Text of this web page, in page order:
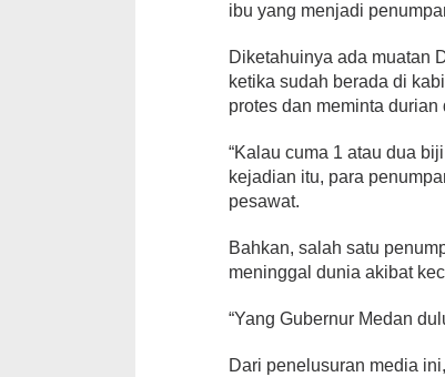
ibu yang menjadi
Diketahuinya ada muatan
ketika sudah berada di
protes dan meminta durian
“Kalau cuma 1 atau dua
kejadian itu, para
pesawat.
Bahkan, salah satu
meninggal dunia akibat
“Yang Gubernur Medan
Dari penelusuran media